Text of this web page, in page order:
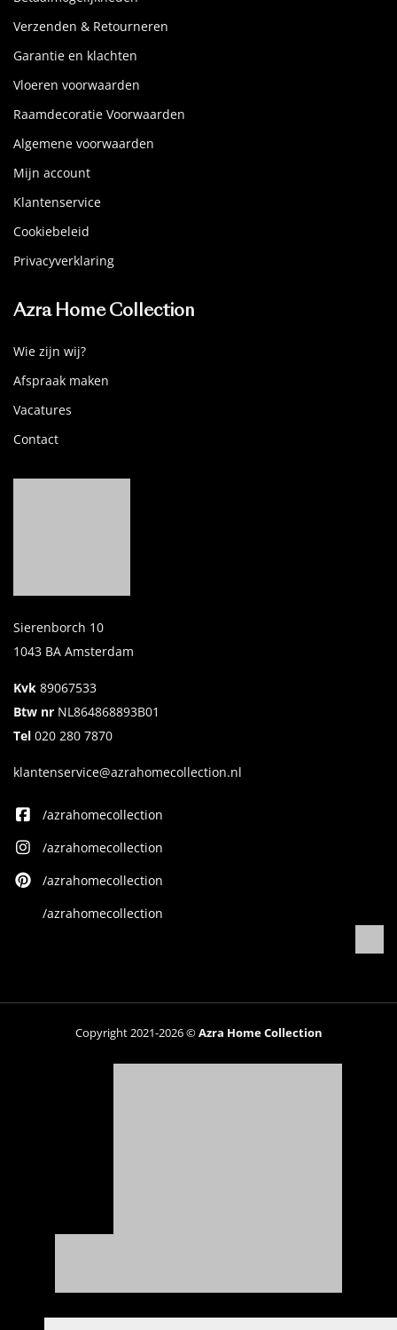
Verzenden & Retourneren
Garantie en klachten
Vloeren voorwaarden
Raamdecoratie Voorwaarden
Algemene voorwaarden
Mijn account
Klantenservice
Cookiebeleid
Privacyverklaring
Azra Home Collection
Wie zijn wij?
Afspraak maken
Vacatures
Contact
Sierenborch 10
1043 BA Amsterdam
Kvk 89067533
Btw nr NL864868893B01
Tel 020 280 7870
klantenservice@azrahomecollection.nl
/azrahomecollection
/azrahomecollection
/azrahomecollection
/azrahomecollection
Copyright 2021-2026 ©Azra Home Collection